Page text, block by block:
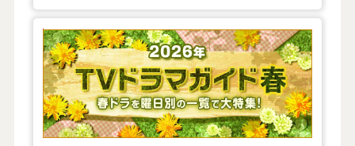
【2026年春】TVドラマガイド